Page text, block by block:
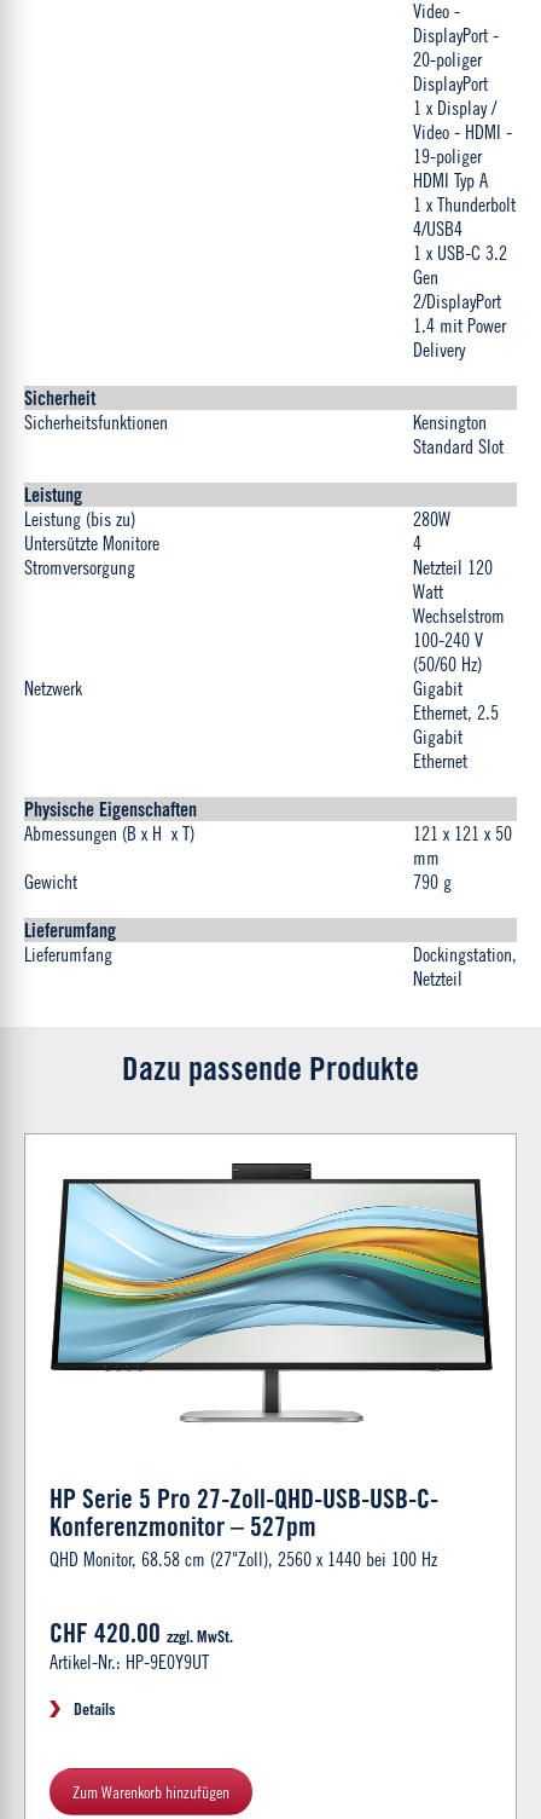
Video -
DisplayPort -
20-poliger
DisplayPort
1 x Display /
Video - HDMI -
19-poliger
HDMI Typ A
1 x Thunderbolt
4/USB4
1 x USB-C 3.2
Gen
2/DisplayPort
1.4 mit Power
Delivery
Sicherheit
Sicherheitsfunktionen
Kensington
Standard Slot
Leistung
Leistung (bis zu)
280W
Untersützte Monitore
4
Stromversorgung
Netzteil 120
Watt
Wechselstrom
100-240 V
(50/60 Hz)
Netzwerk
Gigabit
Ethernet, 2.5
Gigabit
Ethernet
Physische Eigenschaften
Abmessungen (B x H x T)
121 x 121 x 50
mm
Gewicht
790 g
Lieferumfang
Lieferumfang
Dockingstation,
Netzteil
Dazu passende Produkte
HP Serie 5 Pro 27-Zoll-QHD-USB-USB-C-
Konferenzmonitor – 527pm
QHD Monitor, 68.58 cm (27"Zoll), 2560 x 1440 bei 100 Hz
CHF 420.00 zzgl. MwSt.
Artikel-Nr.: HP-9E0Y9UT
Details
Zum Warenkorb hinzufügen